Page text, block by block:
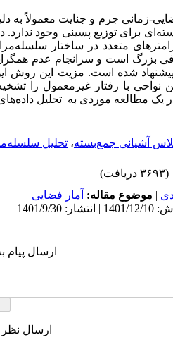
زمانی جرم و جنایت معمولاً به
برای توزیع پسینی وجود ندارد.
متعدد در ساختار
بزرگ است و سرانجام عدم
پیشنهاد شده است. مزیت این روش
یک مطالعه موردی به تحلیل
آشیانی جمع‌بسته، تحلیل
(۳۶۹۳ دریافت)
| موضوع مقاله: آمار فضایی
ارسال پیام
ارسال نظر